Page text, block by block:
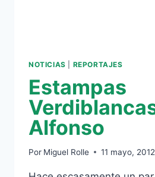
NOTICIAS REPORTAJES
Estampas
Alfonso
Por Miguel Rolle 11 mayo, 2012